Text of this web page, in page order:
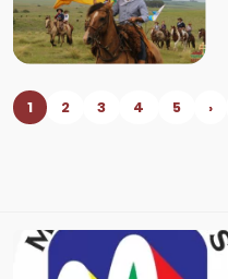
1 2 3 4 5 ›